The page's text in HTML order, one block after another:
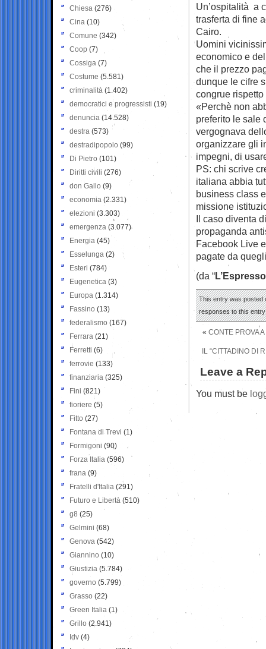
Un’ospitalità a
trasferta di fine
Cairo.
Uomini
economico e
che il prezzo
dunque le cifre
congrue
«Perchè non
preferito le sale
vergognava
organizzare gli
impegni, di
PS: chi scrive
italiana abbia
business class
missione
Il caso diventa
propaganda
Facebook Live
pagate da
(da “
This entry was posted
responses to this
« CONTE PROVA
IL “CITTADINO DI
Leave a
You must be
Chiesa (276)
Cina (10)
Comune (342)
Coop (7)
Cossiga (7)
Costume (5.581)
criminalità (1.402)
democratici e progressisti (19)
denuncia (14.528)
destra (573)
destradipopolo (99)
Di Pietro (101)
Diritti civili (276)
don Gallo (9)
economia (2.331)
elezioni (3.303)
emergenza (3.077)
Energia (45)
Esselunga (2)
Esteri (784)
Eugenetica (3)
Europa (1.314)
Fassino (13)
federalismo (167)
Ferrara (21)
Ferretti (6)
ferrovie (133)
finanziaria (325)
Fini (821)
fioriere (5)
Fitto (27)
Fontana di Trevi (1)
Formigoni (90)
Forza Italia (596)
frana (9)
Fratelli d'Italia (291)
Futuro e Libertà (510)
g8 (25)
Gelmini (68)
Genova (542)
Giannino (10)
Giustizia (5.784)
governo (5.799)
Grasso (22)
Green Italia (1)
Grillo (2.941)
Idv (4)